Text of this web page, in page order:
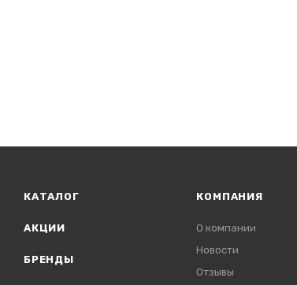
КАТАЛОГ
АКЦИИ
БРЕНДЫ
КОМПАНИЯ
О компании
Новости
Отзывы